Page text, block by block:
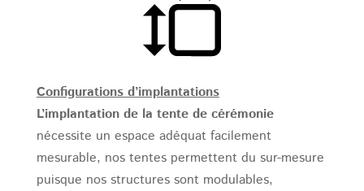
Configurations d’implantations
L’implantation de la tente de cérémonie
nécessite un espace adéquat facilement
mesurable, nos tentes permettent du sur-mesure
puisque nos structures sont modulables,